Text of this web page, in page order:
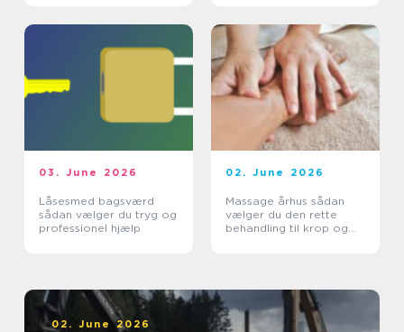
03. June 2026
Låsesmed bagsværd
sådan vælger du tryg og
professionel hjælp
02. June 2026
Massage århus sådan
vælger du den rette
behandling til krop og
02. June 2026